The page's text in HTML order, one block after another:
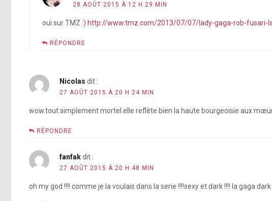
28 AOÛT 2015 À 12 H 29 MIN
oui sur TMZ :) http://www.tmz.com/2013/07/07/lady-gaga-rob-fusari-
RÉPONDRE
Nicolas dit :
27 AOÛT 2015 À 20 H 24 MIN
wow.tout simplement mortel.elle reflète bien la haute bourgeoisie aux
RÉPONDRE
fanfakdit :
27 AOÛT 2015 À 20 H 48 MIN
oh my god !!!! comme je la voulais dans la serie !!!!sexy et dark !!!! la gaga